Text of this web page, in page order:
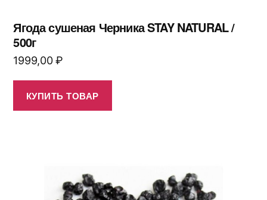
Ягода сушеная Черника STAY NATURAL /
500г
1999,00₽
КУПИТЬ ТОВАР